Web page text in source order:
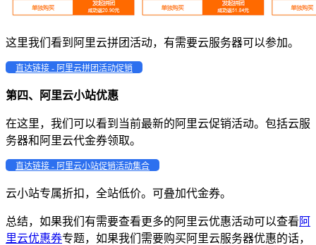
这里我们看到阿里云拼团活动，有需要云服务器可以参加。
直达链接 - 阿里云拼团活动促销
第四、阿里云小站优惠
在这里，我们可以看到当前最新的阿里云促销活动。包括云服
务器和阿里云代金券领取。
直达链接 - 阿里云小站促销活动集合
云小站专属折扣，全站低价。可叠加代金券。
总结，如果我们有需要查看更多的阿里云优惠活动可以查看 阿
里云优惠券专题，如果我们需要购买阿里云服务器优惠的话，